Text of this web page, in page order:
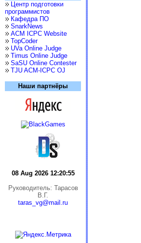
Центр подготовки
программистов
Кафедра ПО
SnarkNews
ACM ICPC Website
TopCoder
UVa Online Judge
Timus Online Judge
SaSU Online Contester
TJU ACM-ICPC OJ
Наши партнёры
08 Aug 2026 12:20:56
Руководитель: Тарасов
В.Г.
taras_vg@mail.ru